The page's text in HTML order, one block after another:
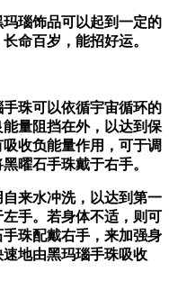
瑙饰品可以起到一定的
命百岁，能招好运。
珠可以依循宇宙循环的
量阻挡在外，以达到保
收负能量作用，可于调
曜石手珠戴于右手。
来水冲洗，以达到第一
手。若身体不适，则可
珠配戴右手，来加强身
地由黑玛瑙手珠吸收